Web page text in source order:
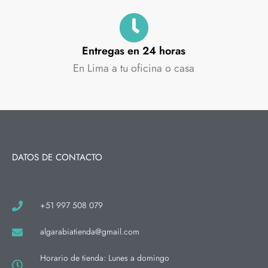
Entregas en 24 horas
En Lima a tu oficina o casa
DATOS DE CONTACTO
+51 997 508 079
algarabiatienda@gmail.com
Horario de tienda: Lunes a domingo